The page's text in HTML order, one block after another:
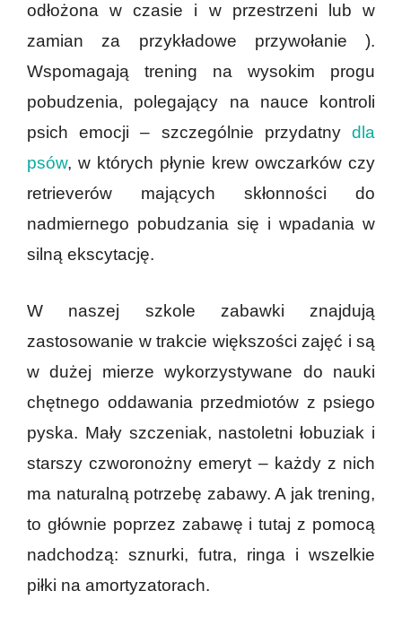
odłożona w czasie i w przestrzeni lub w
zamian za przykładowe przywołanie ).
Wspomagają trening na wysokim progu
pobudzenia, polegający na nauce kontroli
psich emocji – szczególnie przydatny dla
psów, w których płynie krew owczarków czy
retrieverów mających skłonności do
nadmiernego pobudzania się i wpadania w
silną ekscytację.
W naszej szkole zabawki znajdują
zastosowanie w trakcie większości zajęć i są
w dużej mierze wykorzystywane do nauki
chętnego oddawania przedmiotów z psiego
pyska. Mały szczeniak, nastoletni łobuziak i
starszy czworonożny emeryt – każdy z nich
ma naturalną potrzebę zabawy. A jak trening,
to głównie poprzez zabawę i tutaj z pomocą
nadchodzą: sznurki, futra, ringa i wszelkie
piłki na amortyzatorach.